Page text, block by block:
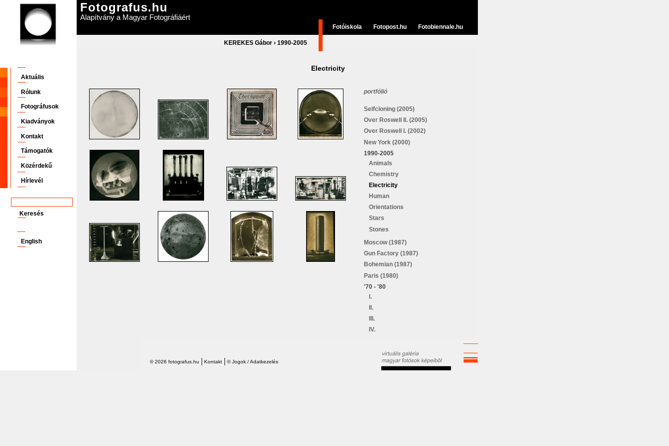
Fotografus.hu
Alapítvány a Magyar Fotográfiáért
KEREKES Gábor › 1990-2005
Fotóiskola Fotopost.hu Fotobiennale.hu
Aktuális
Rólunk
Fotográfusok
Kiadványok
Kontakt
Támogatók
Közérdekű
Hírlevél
English
Electricity
portfólió
Selfcloning (2005)
Over Roswell II. (2005)
Over Roswell I. (2002)
New York (2000)
1990-2005
Animals
Chemistry
Electricity
Human
Orientations
Stars
Stones
Moscow (1987)
Gun Factory (1987)
Bohemian (1987)
Paris (1980)
'70 - '80
I.
II.
III.
IV.
© 2026 fotografus.hu Kontakt ©Jogok / Adatkezelés